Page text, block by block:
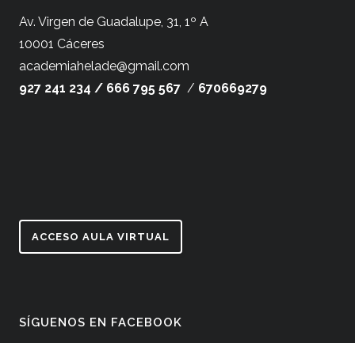
Av. Virgen de Guadalupe, 31, 1º A
10001 Cáceres
academiahelade@gmail.com
927 241 234 / 666 795 567 / 670669279
ACCESO AULA VIRTUAL
SÍGUENOS EN FACEBOOK